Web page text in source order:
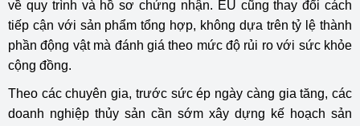
về quy trình và hồ sơ chứng nhận. EU cũng thay đổi cách
tiếp cận với sản phẩm tổng hợp, không dựa trên tỷ lệ thành
phần động vật mà đánh giá theo mức độ rủi ro với sức khỏe
cộng đồng.
Theo các chuyên gia, trước sức ép ngày càng gia tăng, các
doanh nghiệp thủy sản cần sớm xây dựng kế hoạch sản